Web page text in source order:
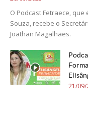
O Podcast Fetraece,
Souza, recebe o
Joathan Magalhães.
21/09/